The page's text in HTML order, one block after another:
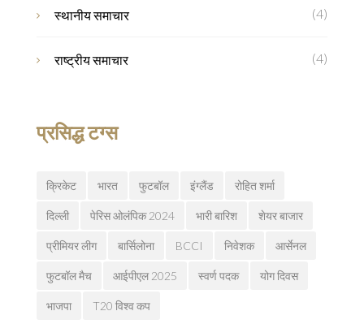
स्थानीय समाचार (4)
राष्ट्रीय समाचार (4)
प्रसिद्ध टग्स
क्रिकेट भारत फुटबॉल इंग्लैंड रोहित शर्मा
दिल्ली पेरिस ओलंपिक 2024 भारी बारिश शेयर बाजार
प्रीमियर लीग बार्सिलोना BCCI निवेशक आर्सेनल
फुटबॉल मैच आईपीएल 2025 स्वर्ण पदक योग दिवस
भाजपा T20 विश्व कप